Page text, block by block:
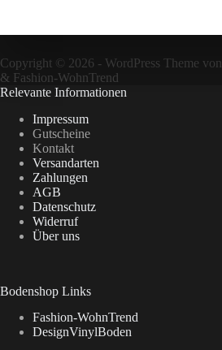
Copyright © 2026 - WordPress Theme von
& Fashion-WohnTrend
Relevante Informationen
Impressum
Gutscheine
Kontakt
Versandarten
Zahlungen
AGB
Datenschutz
Widerruf
Über uns
Bodenshop Links
Fashion-WohnTrend
DesignVinylBoden